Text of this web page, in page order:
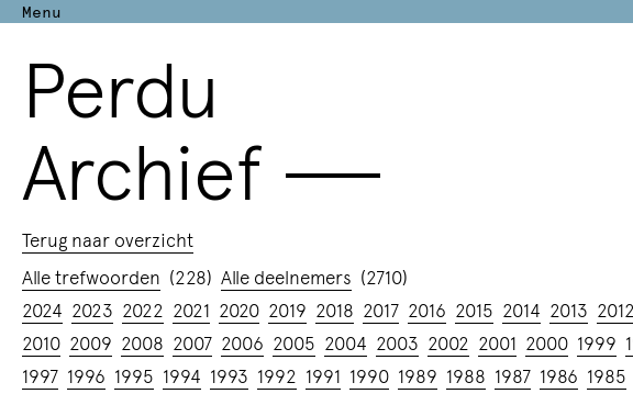
Menu
Perdu
Archief —
Terug naar overzicht
Alle trefwoorden (228) Alle deelnemers (2710)
2024 2023 2022 2021 2020 2019 2018 2017 2016 2015 2014 2013 2012
2010 2009 2008 2007 2006 2005 2004 2003 2002 2001 2000 1999
1997 1996 1995 1994 1993 1992 1991 1990 1989 1988 1987 1986 1985